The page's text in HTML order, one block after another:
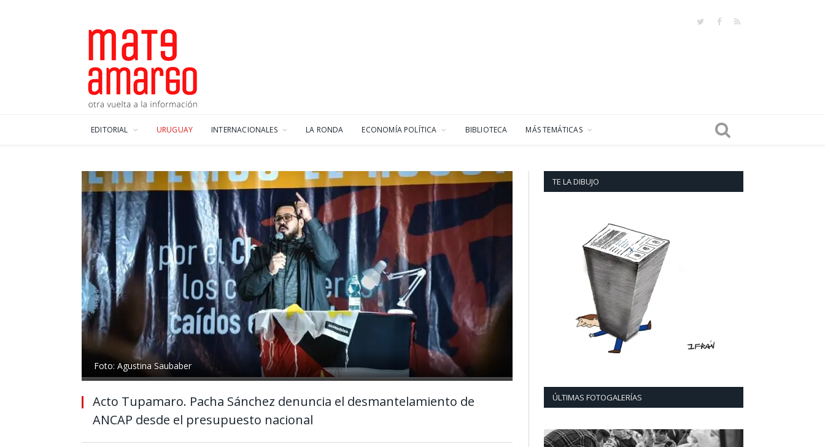
TwitterFacebook
RSS
EDITORIAL URUGUAY INTERNACIONALES LA RONDA ECONOMÍA POLÍTICA BIBLIOTECA MÁS TEMÁTICAS
Foto: Agustina Saubaber
Acto Tupamaro. Pacha Sánchez denuncia el desmantelamiento de
ANCAP desde el presupuesto nacional
TE LA DIBUJO
ÚLTIMAS FOTOGALERÍAS